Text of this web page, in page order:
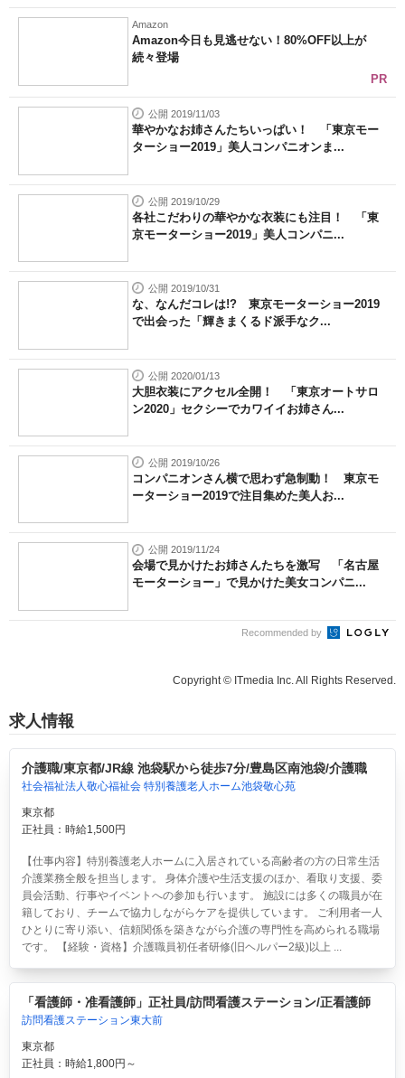
Amazon
Amazon今日も見逃せない！80%OFF以上が
続々登場
PR
公開 2019/11/03
華やかなお姉さんたちいっぱい！ 「東京モー
ターショー2019」美人コンパニオンま...
公開 2019/10/29
各社こだわりの華やかな衣装にも注目！ 「東
京モーターショー2019」美人コンパニ...
公開 2019/10/31
な、なんだコレは!? 東京モーターショー2019
で出会った「輝きまくるド派手なク...
公開 2020/01/13
大胆衣装にアクセル全開！ 「東京オートサロ
ン2020」セクシーでカワイイお姉さん...
公開 2019/10/26
コンパニオンさん横で思わず急制動！ 東京モ
ーターショー2019で注目集めた美人お...
公開 2019/11/24
会場で見かけたお姉さんたちを激写 「名古屋
モーターショー」で見かけた美女コンパニ...
Recommended by
Copyright © ITmedia Inc. All Rights Reserved.
求人情報
介護職/東京都/JR線 池袋駅から徒歩7分/豊島区南池袋/介護職
社会福祉法人敬心福祉会 特別養護老人ホーム池袋敬心苑
東京都
正社員：時給1,500円
【仕事内容】特別養護老人ホームに入居されている高齢者の方の日常生活
介護業務全般を担当します。 身体介護や生活支援のほか、看取り支援、委
員会活動、行事やイベントへの参加も行います。 施設には多くの職員が在
籍しており、チームで協力しながらケアを提供しています。 ご利用者一人
ひとりに寄り添い、信頼関係を築きながら介護の専門性を高められる職場
です。 【経験・資格】介護職員初任者研修(旧ヘルパー2級)以上 ...
「看護師・准看護師」正社員/訪問看護ステーション/正看護師
訪問看護ステーション東大前
東京都
正社員：時給1,800円～